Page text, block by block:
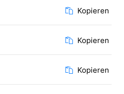
Kopieren
Kopieren
Kopieren